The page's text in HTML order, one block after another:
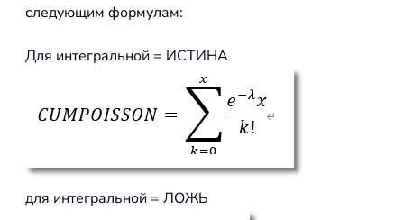
следующим формулам:
Для интегральной = ИСТИНА
для интегральной = ЛОЖЬ